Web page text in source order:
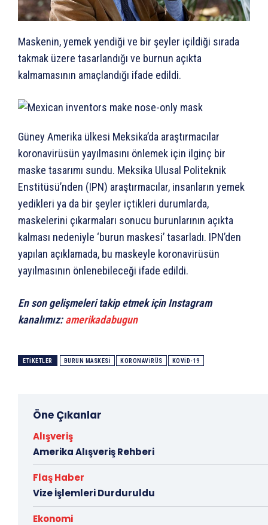
Maskenin, yemek yendiği ve bir şeyler içildiği sırada
takmak üzere tasarlandığı ve burnun açıkta
kalmamasının amaçlandığı ifade edildi.
Güney Amerika ülkesi Meksika’da araştırmacılar
koronavirüsün yayılmasını önlemek için ilginç bir
maske tasarımı sundu. Meksika Ulusal Politeknik
Enstitüsü’nden (IPN) araştırmacılar, insanların yemek
yedikleri ya da bir şeyler içtikleri durumlarda,
maskelerini çıkarmaları sonucu burunlarının açıkta
kalması nedeniyle ‘burun maskesi’ tasarladı. IPN’den
yapılan açıklamada, bu maskeyle koronavirüsün
yayılmasının önlenebileceği ifade edildi.
En son gelişmeleri takip etmek için Instagram
kanalımız:amerikadabugun
ETIKETLER BURUN MASKESI KORONAVIRÜS KOVID-19
Öne Çıkanlar
Alışveriş
Amerika Alışveriş Rehberi
Flaş Haber
Vize İşlemleri Durduruldu
Ekonomi